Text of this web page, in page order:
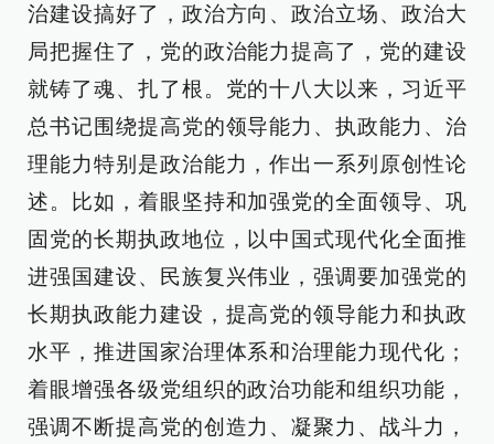
治建设搞好了，政治方向、政治立场、政治大
局把握住了，党的政治能力提高了，党的建设
就铸了魂、扎了根。党的十八大以来，习近平
总书记围绕提高党的领导能力、执政能力、治
理能力特别是政治能力，作出一系列原创性论
述。比如，着眼坚持和加强党的全面领导、巩
固党的长期执政地位，以中国式现代化全面推
进强国建设、民族复兴伟业，强调要加强党的
长期执政能力建设，提高党的领导能力和执政
水平，推进国家治理体系和治理能力现代化；
着眼增强各级党组织的政治功能和组织功能，
强调不断提高党的创造力、凝聚力、战斗力，